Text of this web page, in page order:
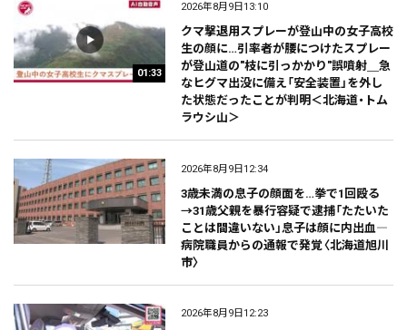
01:33
2026年8月9日13:10
クマ撃退用スプレーが登山中の女子高校
生の顔に…引率者が腰につけたスプレー
が登山道の"枝に引っかかり"誤噴射＿急
なヒグマ出没に備え「安全装置」を外し
た状態だったことが判明＜北海道・トム
ラウシ山＞
2026年8月9日12:34
3歳未満の息子の顔面を…拳で1回殴る
→31歳父親を暴行容疑で逮捕「たたいた
ことは間違いない」息子は顔に内出血―
病院職員からの通報で発覚〈北海道旭川
市〉
2026年8月9日12:23